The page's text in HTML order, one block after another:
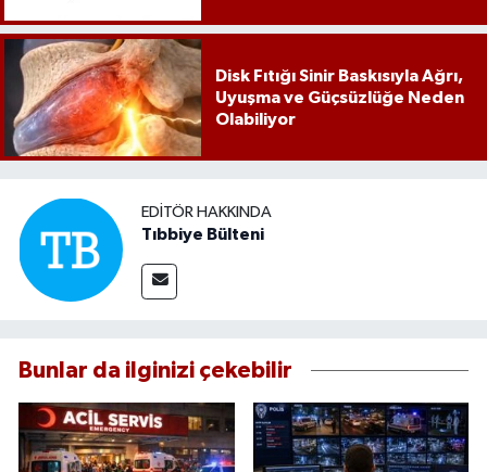
Disk Fıtığı Sinir Baskısıyla Ağrı,
Uyuşma ve Güçsüzlüğe Neden
Olabiliyor
EDITÖR HAKKINDA
Tıbbiye Bülteni
Bunlar da ilginizi çekebilir